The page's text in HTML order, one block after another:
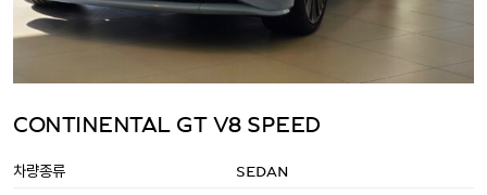
CONTINENTAL GT V8 SPEED
차량종류 SEDAN